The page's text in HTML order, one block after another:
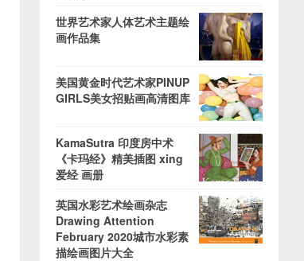
世界艺术家人体艺术主题绘
画作品集
美国黄金时代艺术家PINUP
GIRLS美女招贴画高清图库
KamaSutra 印度房中术
《卡玛经》精美插图 xing
爱经 画册
英国水彩艺术绘画杂志
Drawing Attention
February 2020城市水彩素
描绘画图片大全